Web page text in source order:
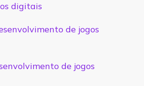
digitais
de jogos
de jogos